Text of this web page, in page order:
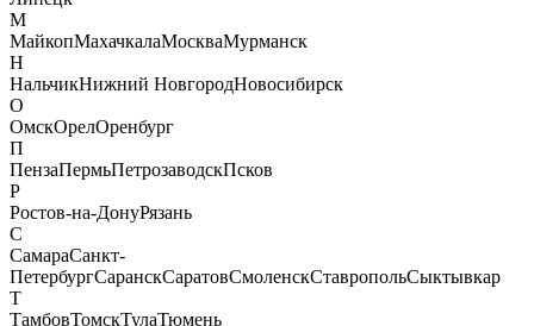
М
МайкопМахачкалаМоскваМурманск
Н
НальчикНижний НовгородНовосибирск
О
ОмскОрелОренбург
П
ПензаПермьПетрозаводскПсков
Р
Ростов-на-ДонуРязань
С
СамараСанкт-
ПетербургСаранскСаратовСмоленскСтавропольСыктывкар
Т
ТамбовТомскТулаТюмень